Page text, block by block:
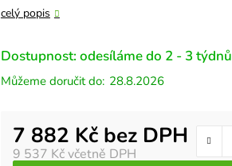
celý popis
Dostupnost: odesíláme do 2 - 3 týdnů
28.8.2026
9 537 Kčvčetně DPH
7 882 Kč bez DPH
Měrná cena: